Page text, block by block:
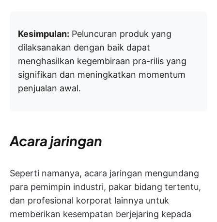
Kesimpulan: Peluncuran produk yang
dilaksanakan dengan baik dapat
menghasilkan kegembiraan pra-rilis yang
signifikan dan meningkatkan momentum
penjualan awal.
Acara jaringan
Seperti namanya, acara jaringan mengundang
para pemimpin industri, pakar bidang tertentu,
dan profesional korporat lainnya untuk
memberikan kesempatan berjejaring kepada